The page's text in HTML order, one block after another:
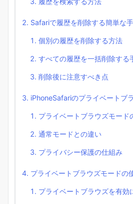
Safariで履歴を削除する簡単な
個別の履歴を削除する方法
すべての履歴を一括削除する
削除後に注意すべき点
iPhoneSafariのプライベートブ
プライベートブラウズモード
通常モードとの違い
プライバシー保護の仕組み
プライベートブラウズモードの
プライベートブラウズを有効